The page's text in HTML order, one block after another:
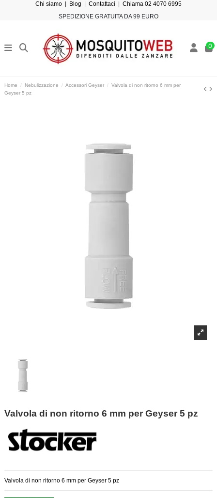
Chi siamo Blog Contattaci
Chiama 02 4070 6995
SPEDIZIONE GRATUITA DA 99 EURO
0
Home Nebulizzazione Accessori Geyser
Valvola di non ritorno 6 mm per
Geyser 5 pz
Valvola di non ritorno 6 mm per Geyser 5 pz
Valvola di non ritorno 6 mm per Geyser 5 pz